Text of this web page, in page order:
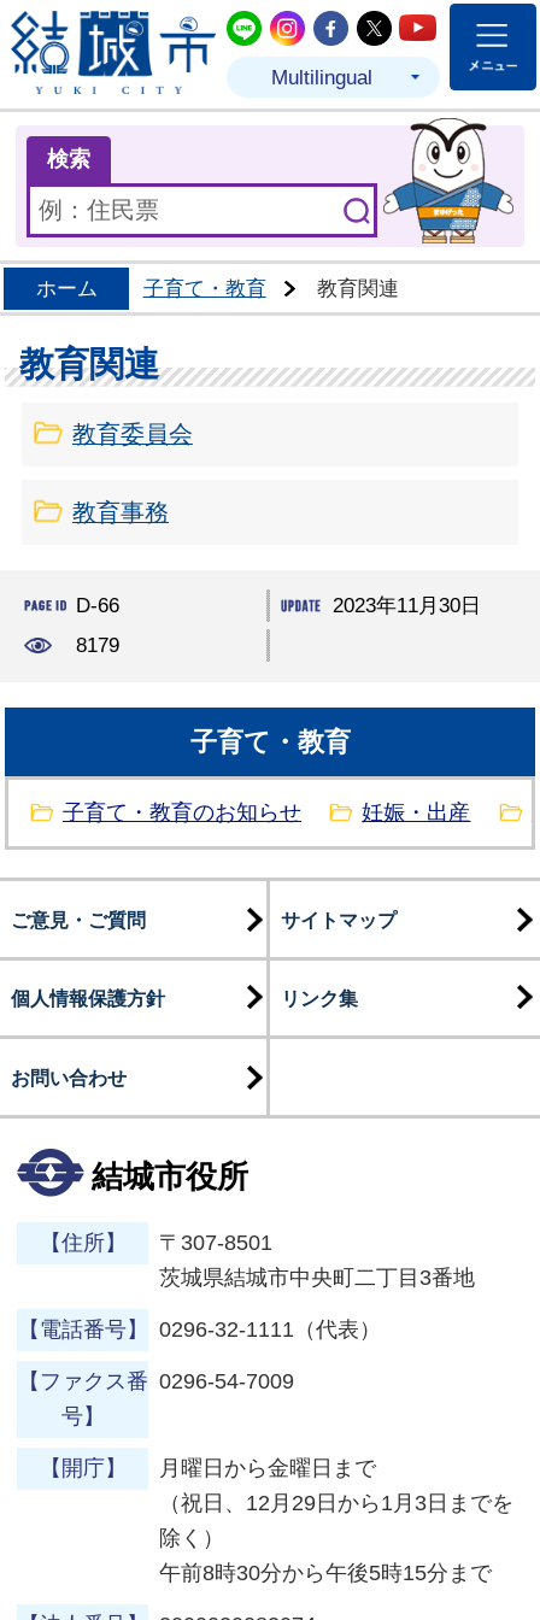
結城市公式LINE
結城市公式Instagram
結城市公式
結城市公式
結城市
Multilingual
検索
ホーム 子育て・教育 教育関連
教育関連
教育委員会
教育事務
D-66
2023年11月30日
8179
子育て・教育
子育て・教育のお知らせ 妊娠・出産
ご意見・ご質問 サイトマップ
個人情報保護方針 リンク集
お問い合わせ
結城市役所
【住所】
〒307-8501
茨城県結城市中央町二丁目3番地
【電話番号】 0296-32-1111（代表）
【ファクス番
号】
0296-54-7009
【開庁】
月曜日から金曜日まで
（祝日、12月29日から1月3日までを
除く）
午前8時30分から午後5時15分まで